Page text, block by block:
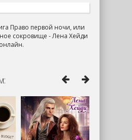
Право первой ночи, или
сокровище - Лена Хейди